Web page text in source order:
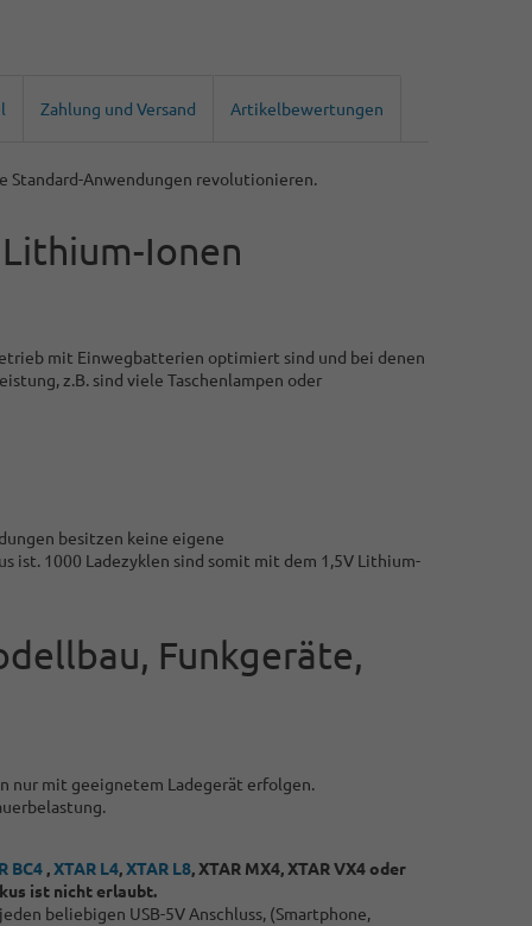
Zahlung und Versand Artikelbewertungen
Standard-Anwendungen revolutionieren.
Ionen
mit Einwegbatterien optimiert sind und bei denen
z.B. sind viele Taschenlampen oder
besitzen keine eigene
ist. 1000 Ladezyklen sind somit mit dem 1,5V Lithium-
Funkgeräte,
nur mit geeignetem Ladegerät erfolgen.
BC4 ,XTAR L4,XTAR L8, XTAR MX4, XTAR VX4 oder
ist nicht erlaubt.
beliebigen USB-5V Anschluss, (Smartphone,